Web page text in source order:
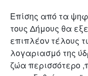
Επίσης από τα
τους Δήμους θα
επιπλέον τέλους
λογαριασμό της
ζώα περισσότερο